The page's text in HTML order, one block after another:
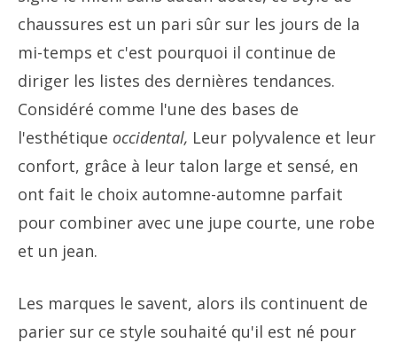
chaussures est un pari sûr sur les jours de la
mi-temps et c'est pourquoi il continue de
diriger les listes des dernières tendances.
Considéré comme l'une des bases de
l'esthétique occidental, Leur polyvalence et leur
confort, grâce à leur talon large et sensé, en
ont fait le choix automne-automne parfait
pour combiner avec une jupe courte, une robe
et un jean.
Les marques le savent, alors ils continuent de
parier sur ce style souhaité qu'il est né pour